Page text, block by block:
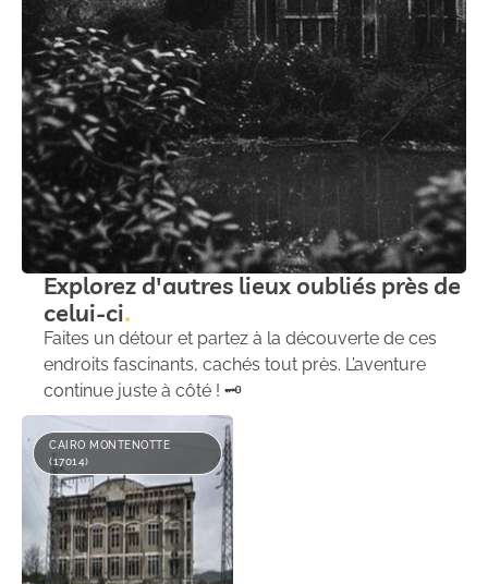
Explorez d'autres lieux oubliés près de
celui-ci
Faites un détour et partez à la découverte de ces
endroits fascinants, cachés tout près. L’aventure
continue juste à côté ! 🗝️
CAIRO MONTENOTTE
(17014)